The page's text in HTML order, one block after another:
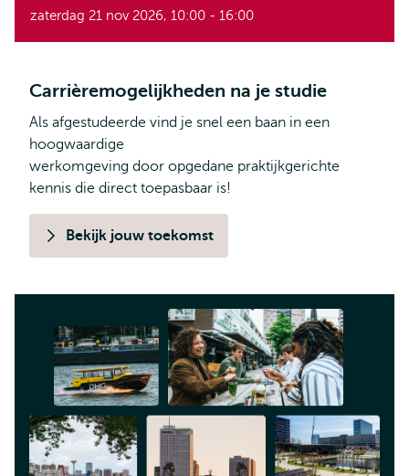
zaterdag 21 nov 2026, 10:00 - 16:00
Carrièremogelijkheden na je studie
Als afgestudeerde vind je snel een baan in een
hoogwaardige
werkomgeving door opgedane praktijkgerichte
kennis die direct toepasbaar is!
Bekijk jouw toekomst